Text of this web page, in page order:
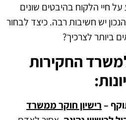
חיי הלקוח בהיבטים שונים
יש חשיבות רבה. כיצד לבחור
ביותר לצרכיך?
החקירות
–רישיון חוקר ממשרד